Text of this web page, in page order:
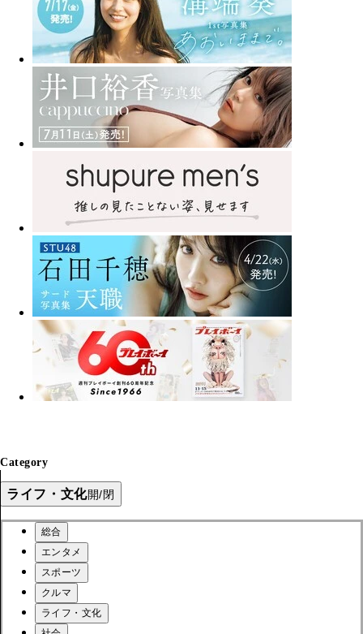
Category
ライフ・文化開/閉
総合
エンタメ
スポーツ
クルマ
ライフ・文化